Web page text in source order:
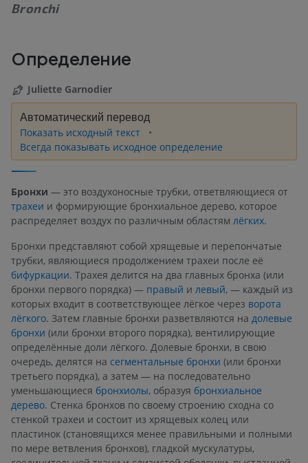
Bronchi
Определение
Juliette Garnodier
Автоматический перевод
Показать исходный текст
Всегда показывать исходное определение
Бронхи — это воздухоносные трубки, ответвляющиеся от
трахеи и формирующие бронхиальное дерево, которое
распределяет воздух по различным областям лёгких.
Бронхи представляют собой хрящевые и перепончатые
трубки, являющиеся продолжением трахеи после её
бифуркации. Трахея делится на два главных бронха (или
бронхи первого порядка) — правый и левый, — каждый из
которых входит в соответствующее лёгкое через ворота
лёгкого. Затем главные бронхи разветвляются на долевые
бронхи (или бронхи второго порядка), вентилирующие
определённые доли лёгкого. Долевые бронхи, в свою
очередь, делятся на сегментальные бронхи (или бронхи
третьего порядка), а затем — на последовательно
уменьшающиеся бронхиолы, образуя бронхиальное
дерево. Стенка бронхов по своему строению сходна со
стенкой трахеи и состоит из хрящевых колец или
пластинок (становящихся менее правильными и полными
по мере ветвления бронхов), гладкой мускулатуры,